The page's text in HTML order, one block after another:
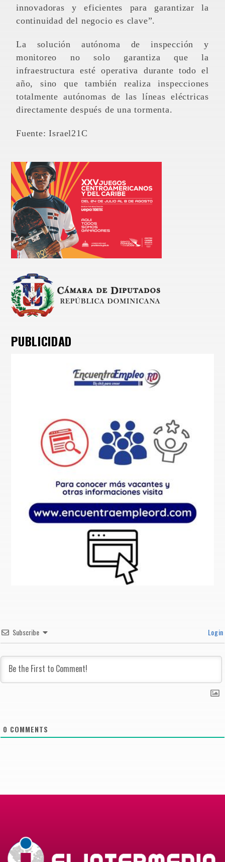
innovadoras y eficientes para garantizar la
continuidad del negocio es clave”.
La solución autónoma de inspección y
monitoreo no solo garantiza que la
infraestructura esté operativa durante todo el
año, sino que también realiza inspecciones
totalmente autónomas de las líneas eléctricas
directamente después de una tormenta.
Fuente: Israel21C
PUBLICIDAD
Subscribe Login
0 COMMENTS